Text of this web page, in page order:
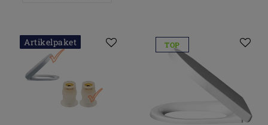
Artikelpaket TOP